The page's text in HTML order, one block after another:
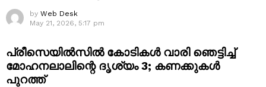
by Web Desk
May 21, 2026, 5:17 pm
പ്രീസെയിൽസിൽ കോടികൾ വാരി ഞെട്ടിച്ച്
മോഹനലാലിന്റെ ദൃശ്യം 3; കണക്കുകൾ
പുറത്ത്